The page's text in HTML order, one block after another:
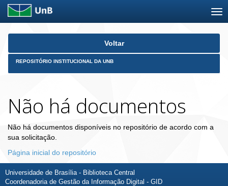
Skip
Voltar
REPOSITÓRIO INSTITUCIONAL DA UNB
Não há documentos
Não há documentos disponíveis no repositório de acordo com a
sua solicitação.
Página inicial do repositório
Universidade de Brasília - Biblioteca Central
Coordenadoria de Gestão da Informação Digital - GID